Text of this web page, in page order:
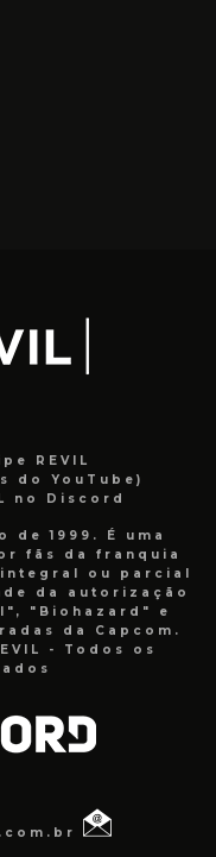
REVIL
do YouTube)
no Discord
de 1999. É uma
fãs da franquia
ou parcial
da autorização
"Biohazard" e
da Capcom.
- Todos os